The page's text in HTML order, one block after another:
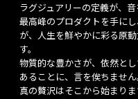
ラグジュアリーの定義が、
最高峰のプロダクトを手に
が、人生を鮮やかに彩る原
す。
物質的な豊かさが、依然と
あることに、言を俟ちません
真の贅沢はそこから始まりま